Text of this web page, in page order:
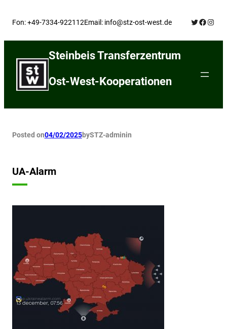
Fon: +49-7334-922112Email: info@stz-ost-west.de Twitter
Steinbeis Transferzentrum
Ost-West-Kooperationen
Posted on04/02/2025bySTZ-adminin
UA-Alarm